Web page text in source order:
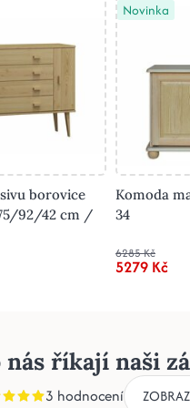
borovice
92/42 cm /
Novinka
Komoda
34
6285 Kč
5279 Kč
nás říkají naši
3 hodnocení